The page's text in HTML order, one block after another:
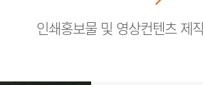
인쇄홍보물 및 영상컨텐츠 제